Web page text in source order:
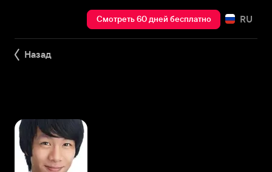
Смотреть 60 дней бесплатно RU
Назад